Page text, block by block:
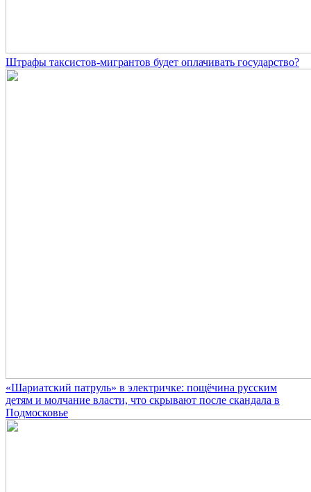
Штрафы таксистов-мигрантов будет оплачивать государство?
«Шариатский патруль» в электричке: пощёчина русским
детям и молчание власти, что скрывают после скандала в
Подмосковье